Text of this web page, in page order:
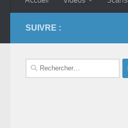
SUIVRE :
Rechercher :